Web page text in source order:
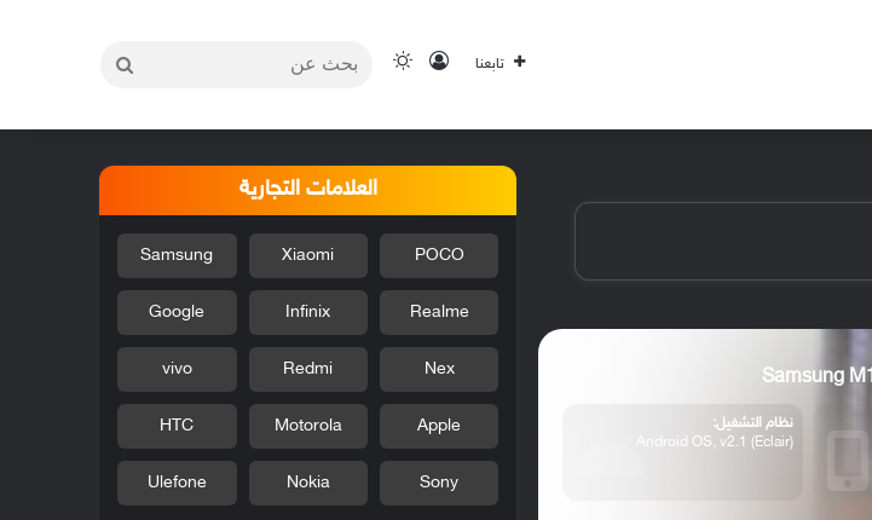
تابعنا تسجيل الدخول
الوضع المظلم
نظام التشغيل:
Android OS, v2.1 (Eclair)
العلامات التجارية
POCO
Xiaomi
Samsung
Realme
Infinix
Google
Nex
Redmi
vivo
Apple
Motorola
HTC
Sony
Nokia
Ulefone